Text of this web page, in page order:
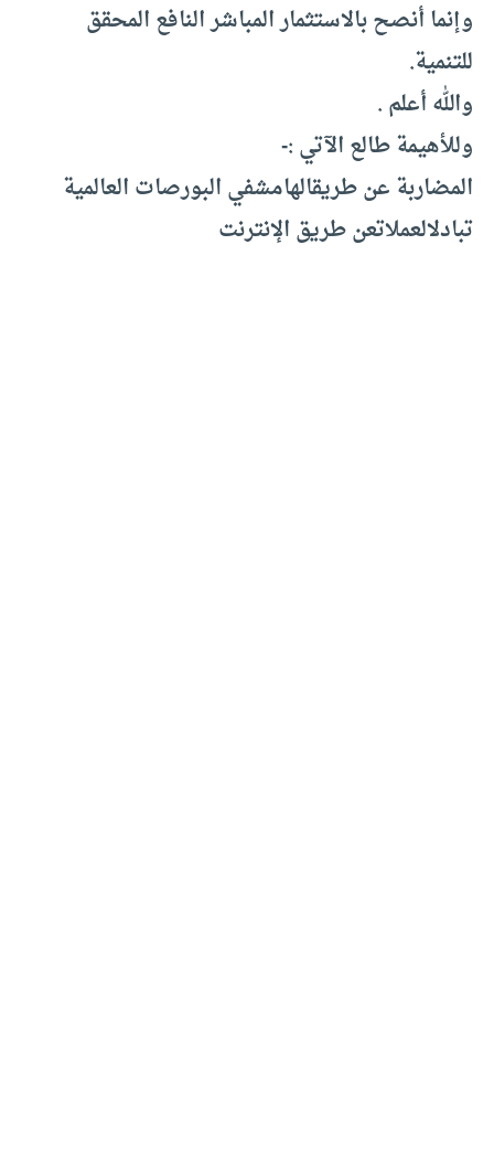
وإنما أنصح بالاستثمار المباشر النافع المحقق
للتنمية.
والله أعلم .
وللأهيمة طالع الآتي :-
المضاربة عن طريقالهامشفي البورصات العالمية
تبادلالعملاتعن طريق الإنترنت